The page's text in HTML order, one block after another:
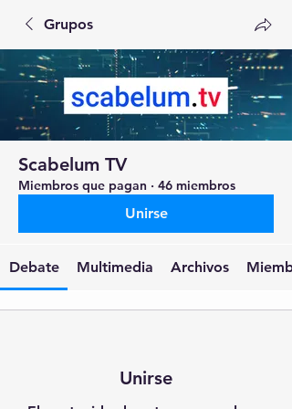
Grupos
Scabelum TV
Miembros que pagan · 46 miembros
Unirse
Debate Multimedia Archivos
Unirse